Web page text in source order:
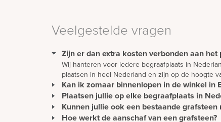
Veelgestelde vragen
Zijn er dan extra kosten verbonden aan
Wij hanteren voor iedere begraafplaats in
plaatsen in heel Nederland en zijn op de hoogte
Kan ik zomaar binnenlopen in de winkel in
U kunt gewoon langskomen om rustig ideeën op
wordt u direct geholpen.
Plaatsen jullie op elke begraafplaats in
Wij plaatsen monumenten zonder extra kosten in
Ons team van vakmensen plaatst alle soorten
Kunnen jullie ook een bestaande grafsteen
Het is zeker mogelijk om een bestaande
Hoe werkt de aanschaf van een grafsteen?